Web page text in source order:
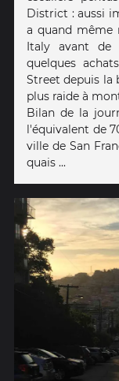
District : aussi
a quand même
Italy avant
quelques
Street depuis la
plus raide à
Bilan de la
l'équivalent de
ville de San
quais ...